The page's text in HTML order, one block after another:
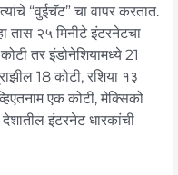
“वुईचॅट” चा वापर करतात.
तास २५ मिनीटे इंटरनेटचा
तर इंडोनेशियामध्ये 21
18 कोटी, रशिया १३
एक कोटी, मेक्सिको
इंटरनेट धारकांची